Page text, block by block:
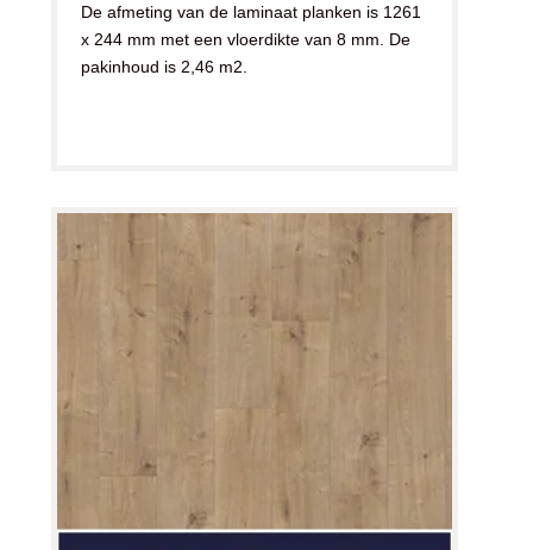
De afmeting van de laminaat planken is 1261
x 244 mm met een vloerdikte van 8 mm. De
pakinhoud is 2,46 m2.